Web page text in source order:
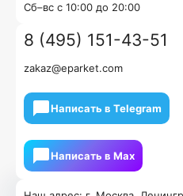
Cб–вс с 10:00 до 20:00
8 (495) 151-43-51
zakaz@eparket.com
Написать в Telegram
Написать в Мах